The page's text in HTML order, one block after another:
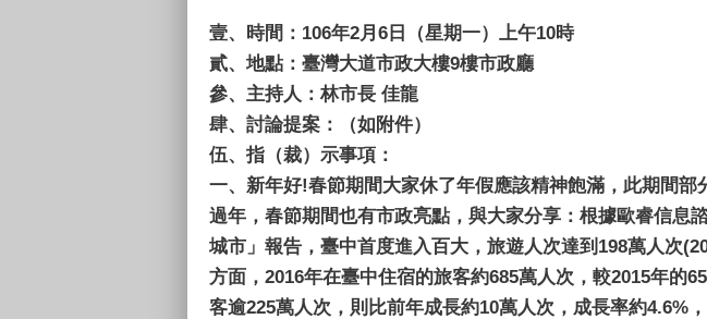
壹、
時間：106年2月6日（星期一）上午10時
貳、 地點：臺灣大道市政大樓9樓市政廳
參、 主持人：林市長 佳龍
肆、 討論提案：（如附件）
伍、 指（裁）示事項：
一、 新年好!春節期間大家休了年假應該精神飽滿，此期間
過年，春節期間也有市政亮點，與大家分享：根據歐睿信
城市」報告，臺中首度進入百大，旅遊人次達到198萬人次
方面，2016年在臺中住宿的旅客約685萬人次，較2015年的
客逾225萬人次，則比前年成長約10萬人次，成長率約4.6%